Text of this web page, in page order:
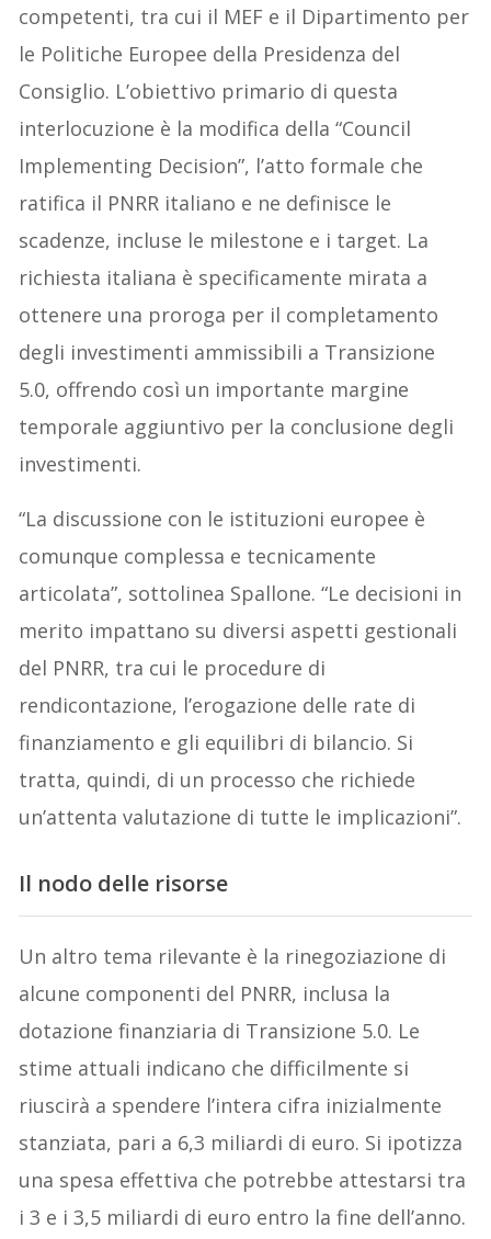
competenti, tra cui il MEF e il Dipartimento per
le Politiche Europee della Presidenza del
Consiglio. L’obiettivo primario di questa
interlocuzione è la modifica della “Council
Implementing Decision”, l’atto formale che
ratifica il PNRR italiano e ne definisce le
scadenze, incluse le milestone e i target. La
richiesta italiana è specificamente mirata a
ottenere una proroga per il completamento
degli investimenti ammissibili a Transizione
5.0, offrendo così un importante margine
temporale aggiuntivo per la conclusione degli
investimenti.
“La discussione con le istituzioni europee è
comunque complessa e tecnicamente
articolata”, sottolinea Spallone. “Le decisioni in
merito impattano su diversi aspetti gestionali
del PNRR, tra cui le procedure di
rendicontazione, l’erogazione delle rate di
finanziamento e gli equilibri di bilancio. Si
tratta, quindi, di un processo che richiede
un’attenta valutazione di tutte le implicazioni”.
Il nodo delle risorse
Un altro tema rilevante è la rinegoziazione di
alcune componenti del PNRR, inclusa la
dotazione finanziaria di Transizione 5.0. Le
stime attuali indicano che difficilmente si
riuscirà a spendere l’intera cifra inizialmente
stanziata, pari a 6,3 miliardi di euro. Si ipotizza
una spesa effettiva che potrebbe attestarsi tra
i 3 e i 3,5 miliardi di euro entro la fine dell’anno.